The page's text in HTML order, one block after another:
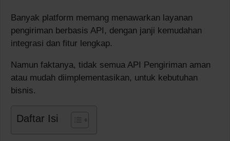
Banyak platform memang menawarkan layanan
pengiriman berbasis API, dengan janji kemudahan
integrasi dan fitur lengkap.
Namun faktanya, tidak semua API Pengiriman aman
atau mudah diimplementasikan, untuk kebutuhan
bisnis.
Daftar Isi